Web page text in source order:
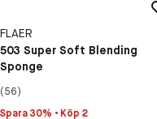
FLAER
503 Super Soft Blending
Sponge
(56)
Spara 30% • Köp 2